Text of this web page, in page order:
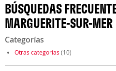
BÚSQUEDAS
MARGUERITE-SUR-MER
Categorías
Otras categorías (10)